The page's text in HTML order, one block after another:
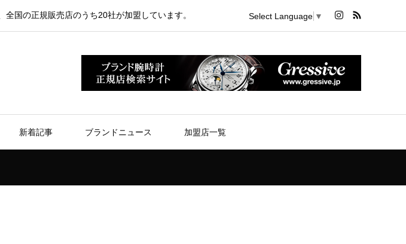
国の正規販売店のうち20社が加盟しています。 Select Language ▼
新着記事 ブランドニュース 加盟店一覧